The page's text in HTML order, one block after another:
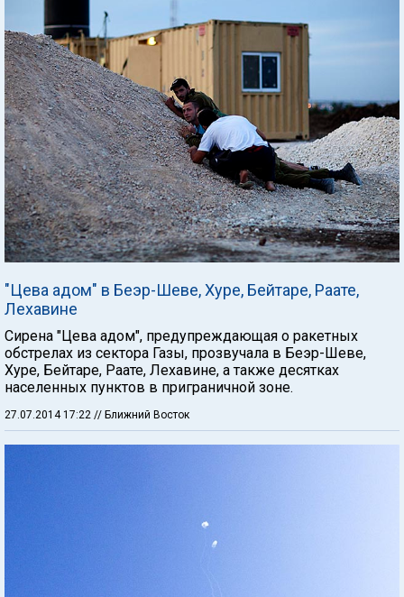
"Цева адом" в Беэр-Шеве, Хуре, Бейтаре, Раате,
Лехавине
Сирена "Цева адом", предупреждающая о ракетных
обстрелах из сектора Газы, прозвучала в Беэр-Шеве,
Хуре, Бейтаре, Раате, Лехавине, а также десятках
населенных пунктов в приграничной зоне.
27.07.2014 17:22 // Ближний Восток